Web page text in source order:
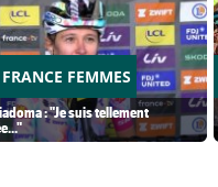
FEMMES
: "Je suis tellement